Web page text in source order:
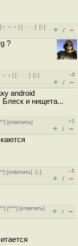
﹢﹢﹢] [ · · ·][↑]
+ / –
?
] [ · · ·][↓]
–2
+ / –
android
Блеск и нищета...
] [ответить]
+1
+ / –
] [ответить][↓]
–1
+ / –
] [^^^] [ответить]
+ / –